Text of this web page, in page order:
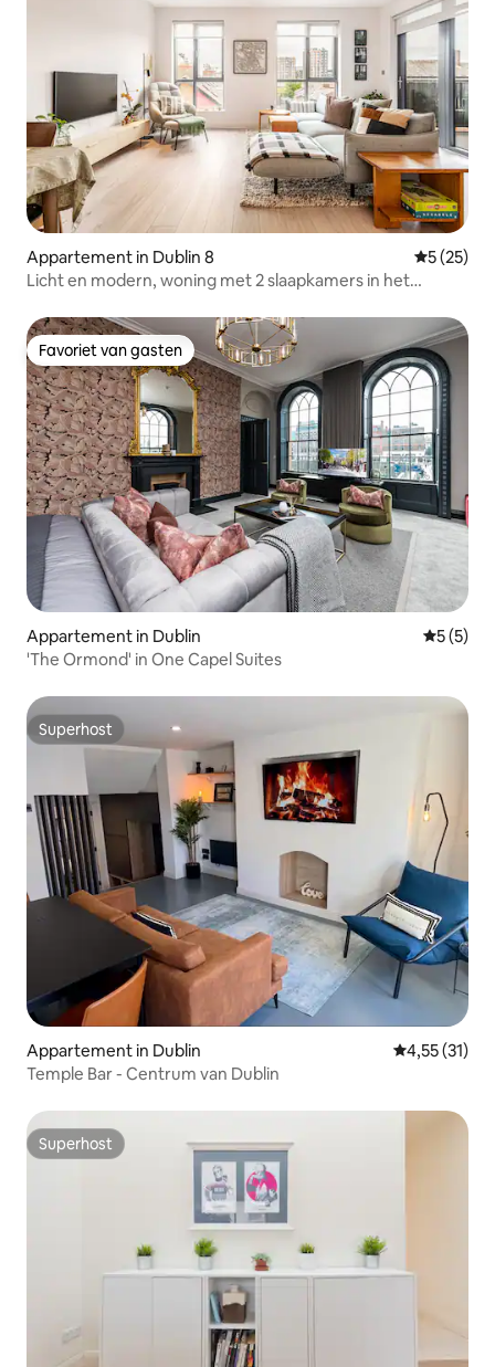
Appartement in Dublin 8
5 (25)
Licht en modern, woning met 2 slaapkamers in het
Favoriet van gasten
Favoriet van gasten
Appartement in Dublin
5 (5)
'The Ormond' in One Capel Suites
Superhost
Superhost
Appartement in Dublin Gemiddelde
4,55 (31)
Temple Bar - Centrum van Dublin
Superhost
Superhost